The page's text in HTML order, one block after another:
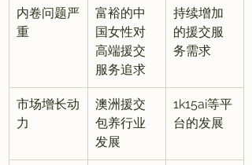
内卷问题严
重
富裕的中
国女性对
高端援交
服务追求
持续增加
的援交服
务需求
市场增长动
力
澳洲援交
包养行业
发展
1k15ai等平
台的发展